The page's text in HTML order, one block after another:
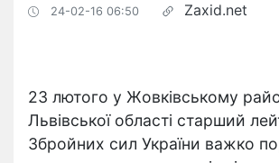
24-02-16 06:50 Zaxid.net
23 лютого у Жовківському
Львівської області старший
Збройних сил України важко